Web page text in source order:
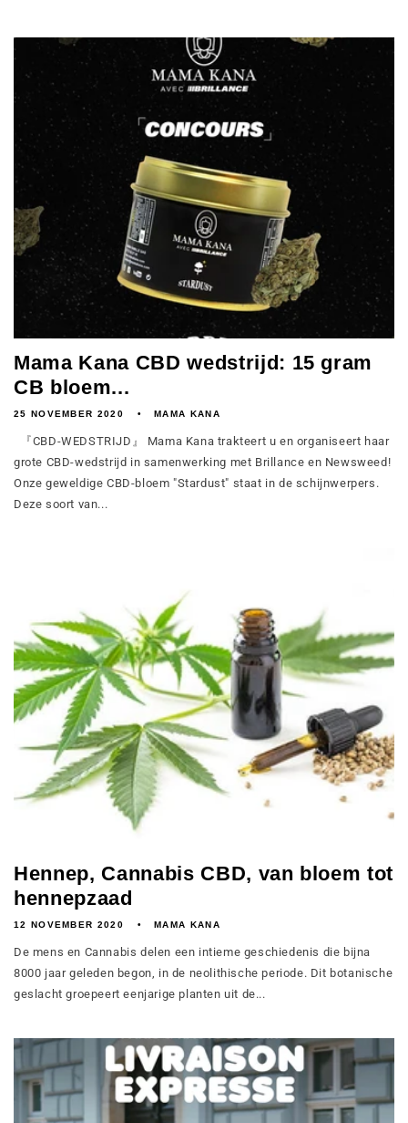
Mama Kana CBD wedstrijd: 15 gram
CB bloem...
25 NOVEMBER 2020 MAMA KANA
『CBD-WEDSTRIJD』 Mama Kana trakteert u en organiseert haar
grote CBD-wedstrijd in samenwerking met Brillance en Newsweed!
Onze geweldige CBD-bloem "Stardust" staat in de schijnwerpers.
Deze soort van...
Hennep, Cannabis CBD, van bloem tot
hennepzaad
12 NOVEMBER 2020 MAMA KANA
De mens en Cannabis delen een intieme geschiedenis die bijna
8000 jaar geleden begon, in de neolithische periode. Dit botanische
geslacht groepeert eenjarige planten uit de...